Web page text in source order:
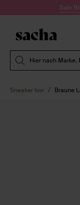
Zum Inhalt springen
Sale
Hier nach Marke,
Sneaker low Braune